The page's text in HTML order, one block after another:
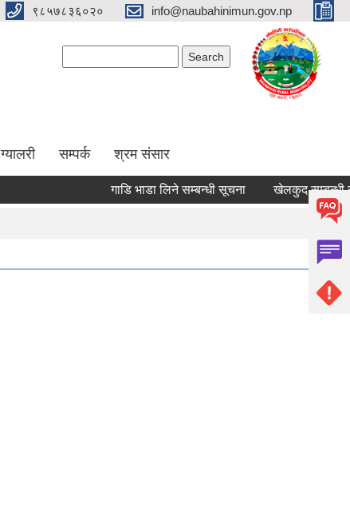
९८५७८३६०२० info@naubahinimun.gov.np
ग्यालरी सम्पर्क श्रम संसार
गाडि भाडा लिने सम्बन्धी सूचना खेलकुद सम्बन्धी सूचना